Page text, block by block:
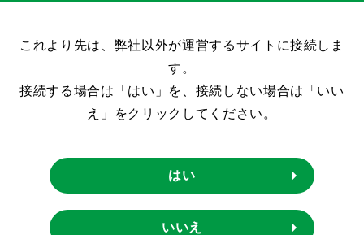
これより先は、弊社以外が運営するサイトに接続しま
す。
接続する場合は「はい」を、接続しない場合は「いい
え」をクリックしてください。
はい
いいえ